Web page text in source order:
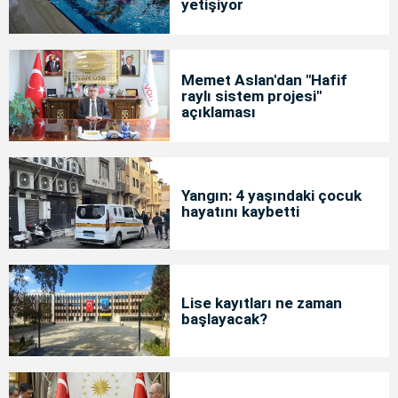
yetişiyor
Memet Aslan'dan "Hafif
raylı sistem projesi"
açıklaması
Yangın: 4 yaşındaki çocuk
hayatını kaybetti
Lise kayıtları ne zaman
başlayacak?